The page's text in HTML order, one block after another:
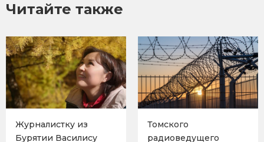
Читайте также
Журналистку из
Бурятии Василису
Томского
радиоведущего